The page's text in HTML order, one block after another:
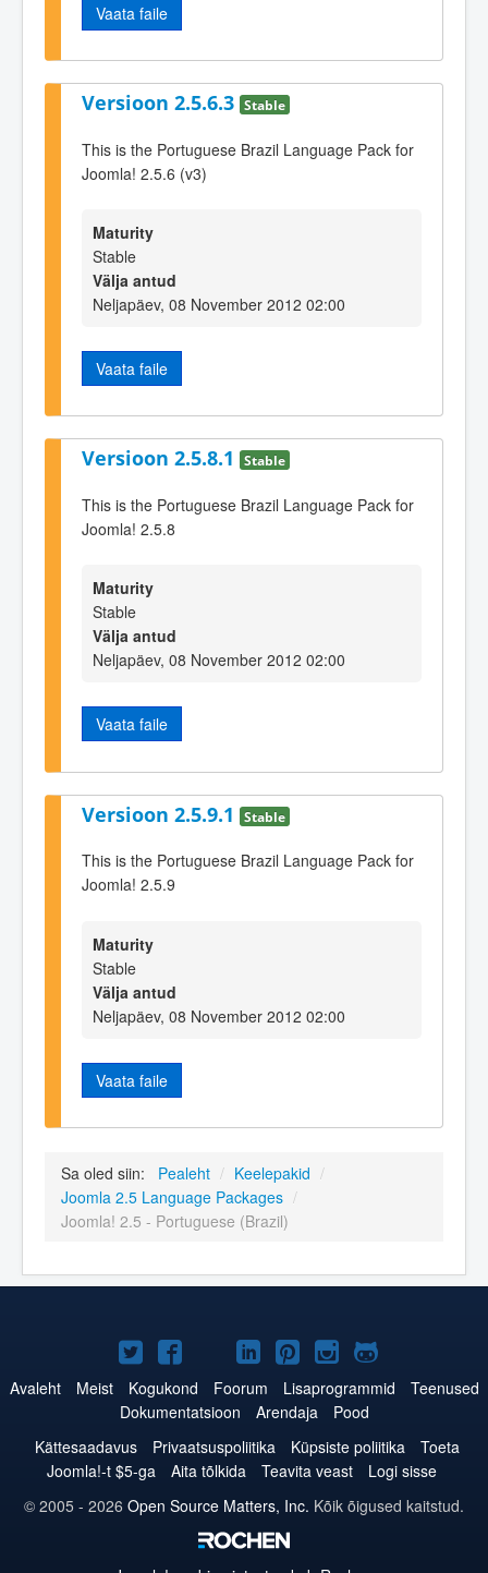
Vaata faile
Versioon 2.5.6.3 Stable
This is the Portuguese Brazil Language Pack for
Joomla! 2.5.6 (v3)
Maturity
Stable
Välja antud
Neljapäev, 08 November 2012 02:00
Vaata faile
Versioon 2.5.8.1 Stable
This is the Portuguese Brazil Language Pack for
Joomla! 2.5.8
Maturity
Stable
Välja antud
Neljapäev, 08 November 2012 02:00
Vaata faile
Versioon 2.5.9.1 Stable
This is the Portuguese Brazil Language Pack for
Joomla! 2.5.9
Maturity
Stable
Välja antud
Neljapäev, 08 November 2012 02:00
Vaata faile
Sa oled siin: Pealeht / Keelepakid /
Joomla 2.5 Language Packages /
Joomla! 2.5 - Portuguese (Brazil)
Joomla!
Twitteris
Joomla!
Facebookis
Joomla!
YouTubes
Joomla!
LinkedInis
Joomla!
Pinterestis
Joomla!
Instagramis
Joomla!
GitHubis
Avaleht Meist Kogukond Foorum Lisaprogrammid
Teenused
Dokumentatsioon
Arendaja
Pood
Kättesaadavus
Privaatsuspoliitika Küpsiste poliitika
Toeta
Joomla!-t $5-ga
Aita tõlkida Teavita veast
Logi sisse
© 2005 - 2026 Open Source Matters, Inc. Kõik õigused kaitstud.